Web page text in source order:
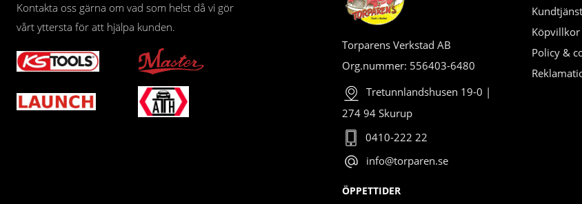
Kontakta oss gärna om vad som helst då vi gör
vårt yttersta för att hjälpa kunden.
Torparens Verkstad AB
Org.nummer: 556403-6480
Tretunnlandshusen 19-0 |
274 94 Skurup
0410-222 22
info@torparen.se
ÖPPETTIDER
Kundtjänst
Köpvillkor
Policy &